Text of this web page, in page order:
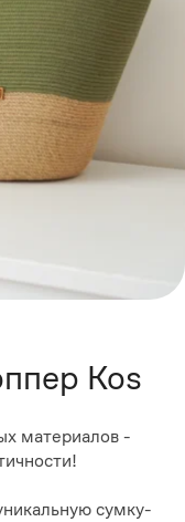
Kos
материалов -
сумку-